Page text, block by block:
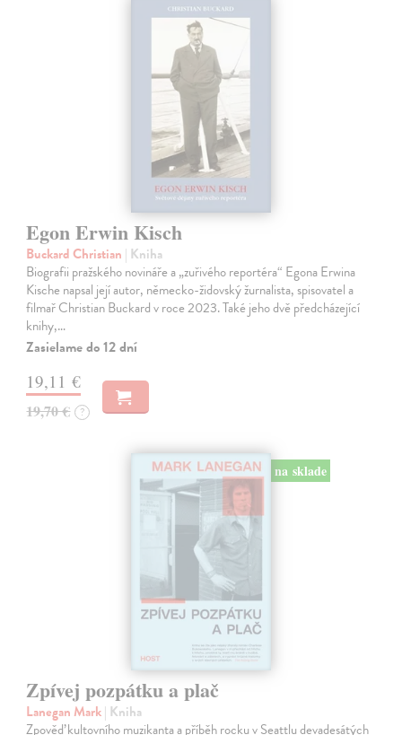
Egon Erwin Kisch
Buckard Christian | Kniha
Biografii pražského novináře a „zuřivého reportéra“ Egona Erwina
Kische napsal její autor, německo-židovský žurnalista, spisovatel a
filmař Christian Buckard v roce 2023. Také jeho dvě předcházející
knihy,…
Zasielame do 12 dní
19,11 €
19,70 € ?
na sklade
Zpívej pozpátku a plač
Lanegan Mark| Kniha
Zpověď kultovního muzikanta a příběh rocku v Seattlu devadesátých